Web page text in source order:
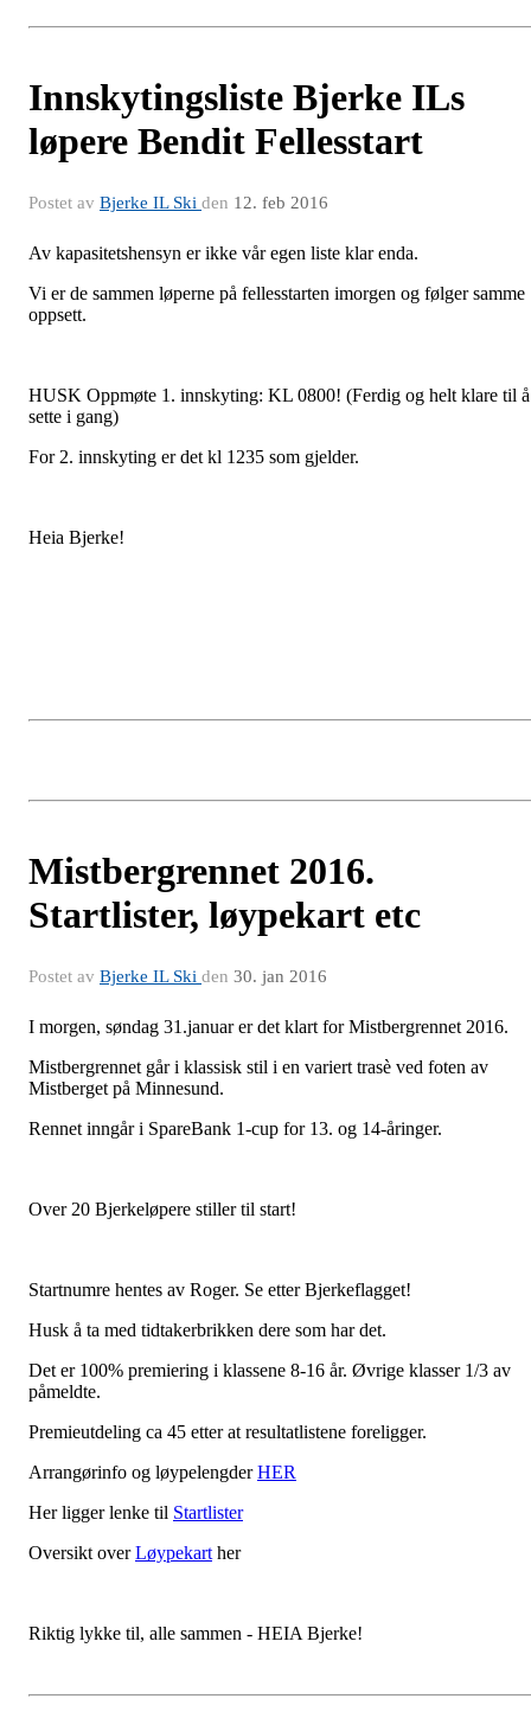
Innskytingsliste Bjerke ILs
løpere Bendit Fellesstart
Postet av Bjerke IL Ski den 12. feb 2016
Av kapasitetshensyn er ikke vår egen liste klar enda.
Vi er de sammen løperne på fellesstarten imorgen og følger samme
oppsett.
HUSK Oppmøte 1. innskyting: KL 0800! (Ferdig og helt klare til å
sette i gang)
For 2. innskyting er det kl 1235 som gjelder.
Heia Bjerke!
Mistbergrennet 2016.
Startlister, løypekart etc
Postet av Bjerke IL Ski den 30. jan 2016
I morgen, søndag 31.januar er det klart for Mistbergrennet 2016.
Mistbergrennet går i klassisk stil i en variert trasè ved foten av
Mistberget på Minnesund.
Rennet inngår i SpareBank 1-cup for 13. og 14-åringer.
Over 20 Bjerkeløpere stiller til start!
Startnumre hentes av Roger. Se etter Bjerkeflagget!
Husk å ta med tidtakerbrikken dere som har det.
Det er 100% premiering i klassene 8-16 år. Øvrige klasser 1/3 av
påmeldte.
Premieutdeling ca 45 etter at resultatlistene foreligger.
Arrangørinfo og løypelengderHER
Her ligger lenke til Startlister
Oversikt overLøypekart her
Riktig lykke til, alle sammen - HEIA Bjerke!